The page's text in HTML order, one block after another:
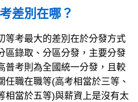
差別在哪？
等考最大的差別在於分發方式
區錄取、分區分發，主要分發
普考則為全國統一分發，且較
任職在職等(高考相當於三等、
相當於五等)與薪資上是沒有太